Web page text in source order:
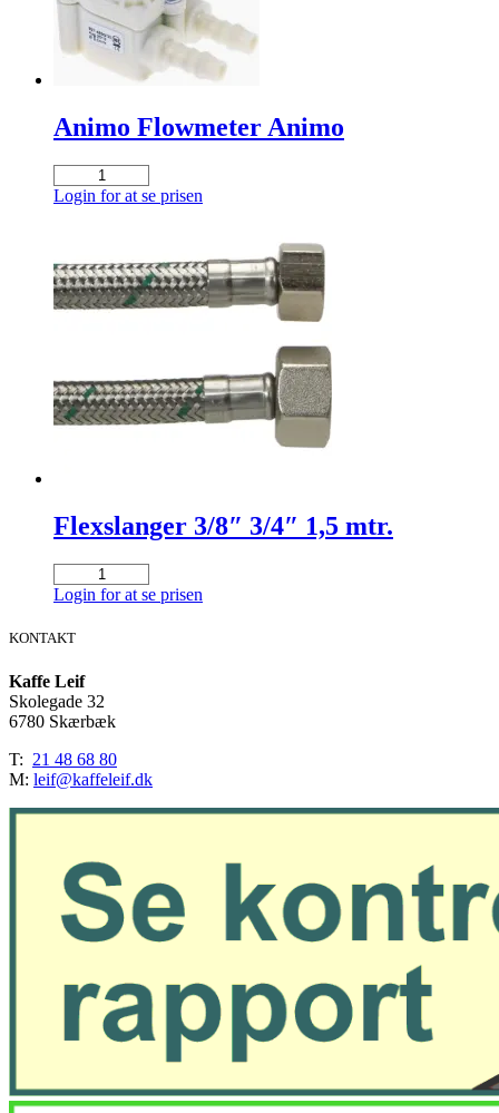
Animo Flowmeter Animo
Animo
Flowmeter
Login for at se prisen
Flexslanger 3/8″ 3/4″ 1,5 mtr.
Flexslanger
3/8"
1,5
antal
Login for at se prisen
KONTAKT
Kaffe Leif
Skolegade 32
6780 Skærbæk
T: 21 48 68 80
M: leif@kaffeleif.dk